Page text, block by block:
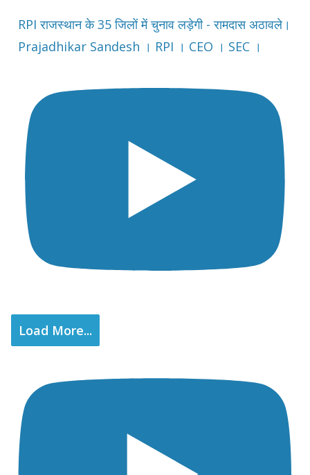
RPI राजस्थान के 35 जिलों में चुनाव लड़ेगी - रामदास अठावले।
Prajadhikar Sandesh । RPI । CEO । SEC ।
Load More...